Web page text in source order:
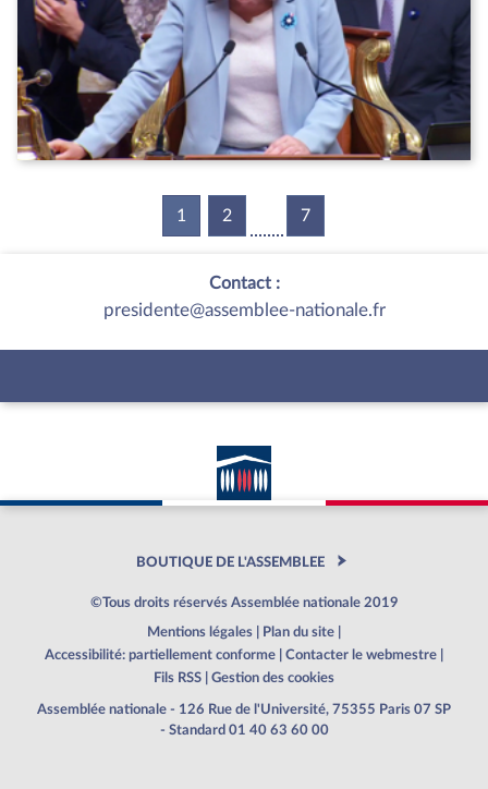
1 (current)
2 7
Contact :
presidente@assemblee-nationale.fr
BOUTIQUE DE L'ASSEMBLEE
©Tous droits réservés Assemblée nationale 2019
Mentions légales Plan du site
Accessibilité: partiellement conforme
Contacter le webmestre
Fils RSS
Gestion des cookies
Assemblée nationale - 126 Rue de l'Université, 75355 Paris 07 SP
- Standard 01 40 63 60 00